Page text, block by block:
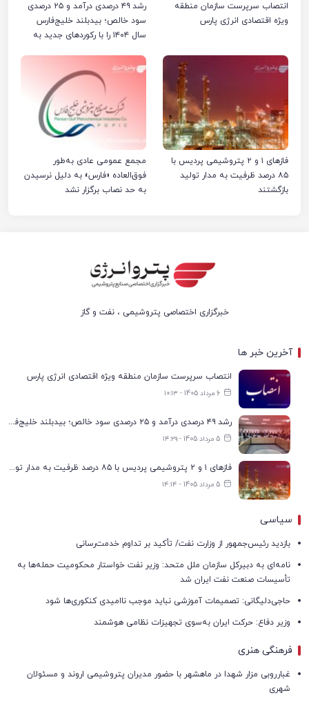
انتصاب سرپرست سازمان منطقه
ویژه اقتصادی انرژی پارس
رشد ۴۹ درصدی درآمد و ۲۵ درصدی
سود خالص؛ بیدبلند خلیج‌فارس
سال ۱۴۰۴ را با رکوردهای جدید به
فازهای ۱ و ۲ پتروشیمی پردیس با
۸۵ درصد ظرفیت به مدار تولید
بازگشتند
مجمع عمومی عادی به‌طور
فوق‌العاده «فارس» به دلیل نرسیدن
به حد نصاب برگزار نشد
خبرگزاری اختصاصی پتروشیمی ، نفت و گاز
آخرین خبر ها
انتصاب سرپرست سازمان منطقه ویژه اقتصادی انرژی پارس
6 مرداد 1405 - ۱۰:۱۳
رشد ۴۹ درصدی درآمد و ۲۵ درصدی سود خالص؛ بیدبلند خلیج‌فارس سال ۱۴۰۴ را با رکوردهای جدید به پایان رساند
5 مرداد 1405 - ۱۴:۲۹
فازهای ۱ و ۲ پتروشیمی پردیس با ۸۵ درصد ظرفیت به مدار تولید بازگشتند
5 مرداد 1405 - ۱۴:۱۴
سیاسی
بازدید رئیس‌جمهور از وزارت نفت/ تأکید بر تداوم خدمت‌رسانی
نامه‌ای به دبیرکل سازمان ملل متحد: وزیر نفت خواستار محکومیت حمله‌ها به
تأسیسات صنعت نفت ایران شد
حاجی‌دلیگانی: تصمیمات آموزشی نباید موجب ناامیدی کنکوری‌ها شود
وزیر دفاع: حرکت ایران به‌سوی تجهیزات نظامی هوشمند
فرهنگی هنری
غبارروبی مزار شهدا در ماهشهر با حضور مدیران پتروشیمی اروند و مسئولان
شهری